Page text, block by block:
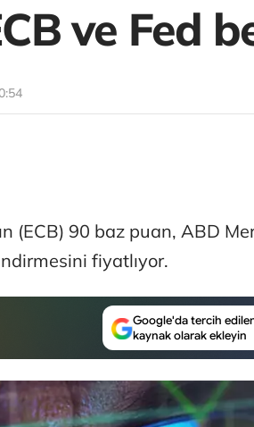
ve Fed
(ECB) 90 baz puan, ABD
fiyatlıyor.
Google'da tercih
kaynak olarak ekleyin